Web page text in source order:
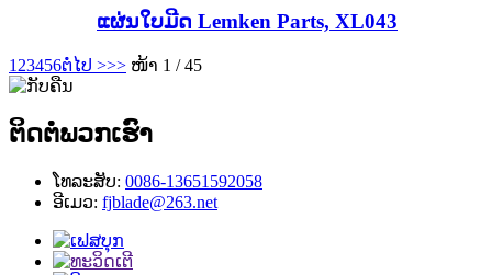
ແຜ່ນໃບມີດ Lemken Parts, XL043
1 23456ຕໍ່ໄປ >>> ໜ້າ 1 / 45
ຕິດຕໍ່ພວກເຮົາ
ໂທລະສັບ: 0086-13651592058
ອີເມວ: fjblade@263.net